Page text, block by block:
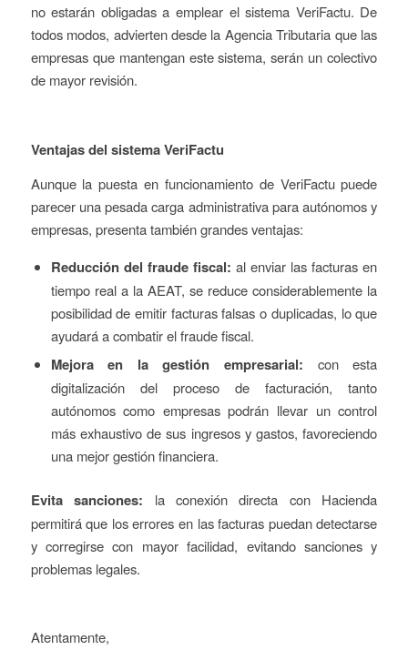
no estarán obligadas a emplear el sistema VeriFactu. De
todos modos, advierten desde la Agencia Tributaria que las
empresas que mantengan este sistema, serán un colectivo
de mayor revisión.
Ventajas del sistema VeriFactu
Aunque la puesta en funcionamiento de VeriFactu puede
parecer una pesada carga administrativa para autónomos y
empresas, presenta también grandes ventajas:
Reducción del fraude fiscal: al enviar las facturas en
tiempo real a la AEAT, se reduce considerablemente la
posibilidad de emitir facturas falsas o duplicadas, lo que
ayudará a combatir el fraude fiscal.
Mejora en la gestión empresarial: con esta
digitalización del proceso de facturación, tanto
autónomos como empresas podrán llevar un control
más exhaustivo de sus ingresos y gastos, favoreciendo
una mejor gestión financiera.
Evita sanciones: la conexión directa con Hacienda
permitirá que los errores en las facturas puedan detectarse
y corregirse con mayor facilidad, evitando sanciones y
problemas legales.
Atentamente,